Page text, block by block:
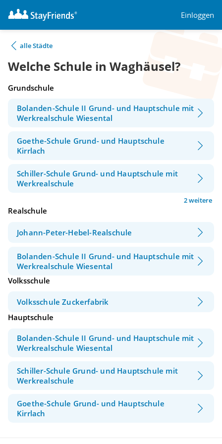
Einloggen
alle Städte
Welche Schule in Waghäusel?
Grundschule
Bolanden-Schule II Grund- und Hauptschule mit
Werkrealschule Wiesental
Goethe-Schule Grund- und Hauptschule
Kirrlach
Schiller-Schule Grund- und Hauptschule mit
Werkrealschule
2 weitere
Realschule
Johann-Peter-Hebel-Realschule
Bolanden-Schule II Grund- und Hauptschule mit
Werkrealschule Wiesental
Volksschule
Volksschule Zuckerfabrik
Hauptschule
Bolanden-Schule II Grund- und Hauptschule mit
Werkrealschule Wiesental
Schiller-Schule Grund- und Hauptschule mit
Werkrealschule
Goethe-Schule Grund- und Hauptschule
Kirrlach